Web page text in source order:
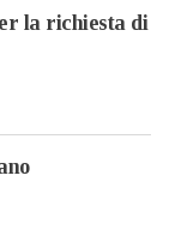
la richiesta di